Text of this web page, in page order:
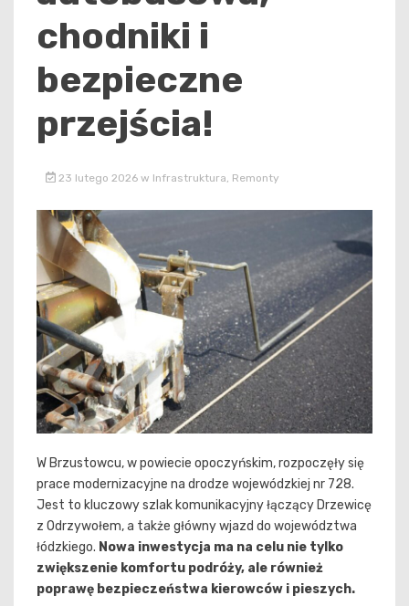
chodniki i
bezpieczne
przejścia!
23 lutego 2026 w Infrastruktura Remonty
W Brzustowcu, w powiecie opoczyńskim, rozpoczęły się
prace modernizacyjne na drodze wojewódzkiej nr 728.
Jest to kluczowy szlak komunikacyjny łączący Drzewicę
z Odrzywołem, a także główny wjazd do województwa
łódzkiego. Nowa inwestycja ma na celu nie tylko
zwiększenie komfortu podróży, ale również
poprawę bezpieczeństwa kierowców i pieszych.